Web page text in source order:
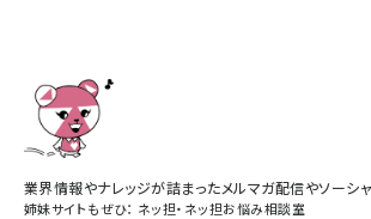
業界情報やナレッジが詰まったメルマガ配信やソーシャ
姉妹サイトもぜひ： ネッ担・ ネッ担お悩み相談室